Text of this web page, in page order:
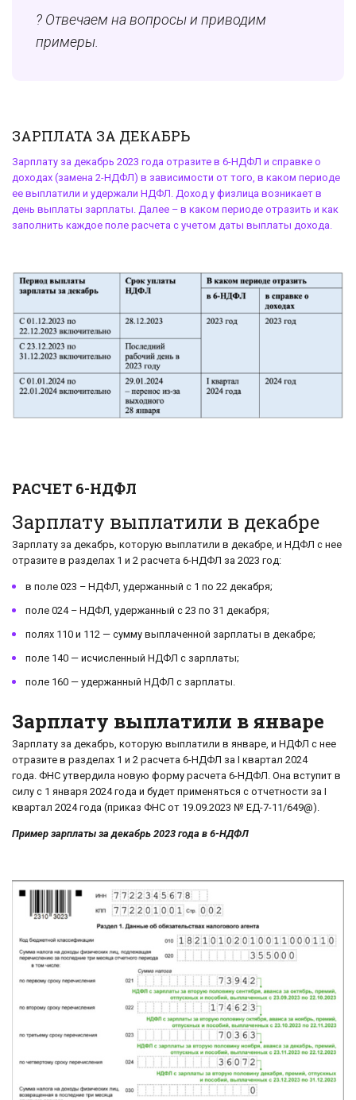
? Отвечаем на вопросы и приводим
примеры.
ЗАРПЛАТА ЗА ДЕКАБРЬ
Зарплату за декабрь 2023 года отразите в 6-НДФЛ и справке о
доходах (замена 2-НДФЛ) в зависимости от того, в каком периоде
ее выплатили и удержали НДФЛ. Доход у физлица возникает в
день выплаты зарплаты. Далее – в каком периоде отразить и как
заполнить каждое поле расчета с учетом даты выплаты дохода.
РАСЧЕТ 6-НДФЛ
Зарплату выплатили в декабре
Зарплату за декабрь, которую выплатили в декабре, и НДФЛ с нее
отразите в разделах 1 и 2 расчета 6-НДФЛ за 2023 год:
в поле 023 – НДФЛ, удержанный с 1 по 22 декабря;
поле 024 – НДФЛ, удержанный с 23 по 31 декабря;
полях 110 и 112 — сумму выплаченной зарплаты в декабре;
поле 140 — исчисленный НДФЛ с зарплаты;
поле 160 — удержанный НДФЛ с зарплаты.
Зарплату выплатили в январе
Зарплату за декабрь, которую выплатили в январе, и НДФЛ с нее
отразите в разделах 1 и 2 расчета 6-НДФЛ за I квартал 2024
года. ФНС утвердила новую форму расчета 6-НДФЛ. Она вступит в
силу с 1 января 2024 года и будет применяться с отчетности за I
квартал 2024 года (приказ ФНС от 19.09.2023 № ЕД-7-11/649@).
Пример зарплаты за декабрь 2023 года в 6-НДФЛ